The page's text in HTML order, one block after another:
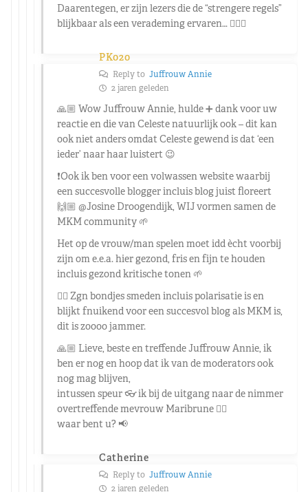
Daarentegen, er zijn lezers die de “strengere regels”
blijkbaar als een verademing ervaren… 🤷🏼‍♂️
PK020
Reply to Juffrouw Annie
2 jaren geleden
🙏🏼 Wow Juffrouw Annie, hulde ➕ dank voor uw
reactie en die van Celeste natuurlijk ook – dit kan
ook niet anders omdat Celeste gewend is dat ‘een
ieder’ naar haar luistert 😉
❗️Ook ik ben voor een volwassen website waarbij
een succesvolle blogger incluis blog juist floreert
🙌🏼 @Josine Droogendijk , WIJ vormen samen de
MKM community 🌱
Het op de vrouw/man spelen moet idd ècht voorbij
zijn om e.e.a. hier gezond, fris en fijn te houden
incluis gezond kritische tonen 🌱
👉🏼 Zgn bondjes smeden incluis polarisatie is en
blijkt fnuikend voor een succesvol blog als MKM is,
dit is zoooo jammer.
🙏🏼 Lieve, beste en treffende Juffrouw Annie, ik
ben er nog en hoop dat ik van de moderators ook
nog mag blijven,
intussen speur 👓 ik bij de uitgang naar de nimmer
overtreffende mevrouw Maribrune 👌🏼
waar bent u? 📢
Catherine
Reply to Juffrouw Annie
2 jaren geleden